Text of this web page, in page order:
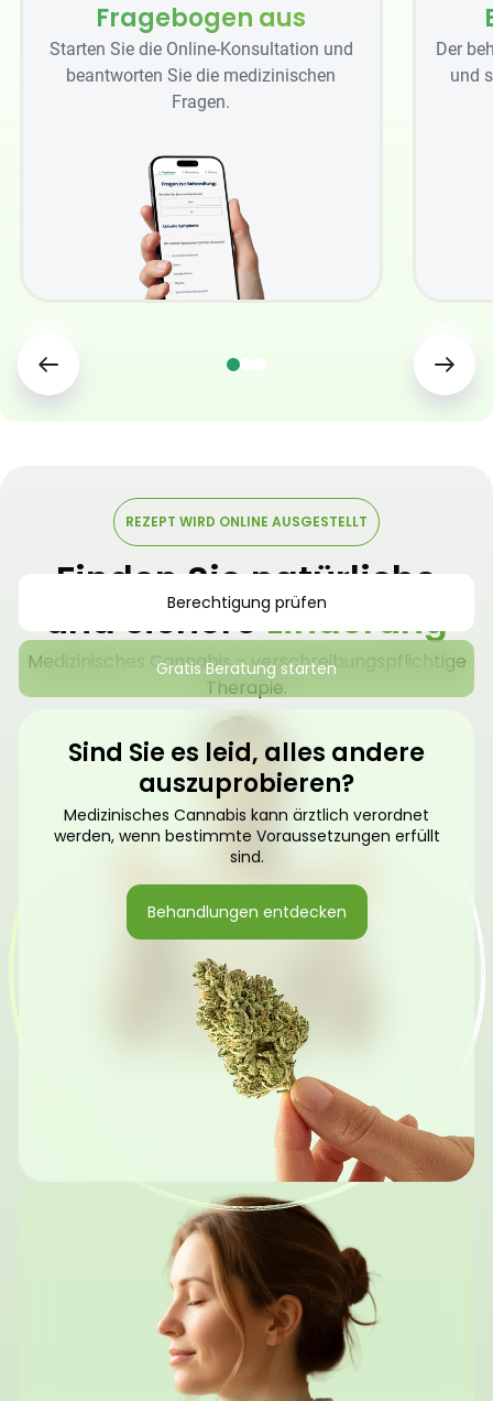
Fragebogen aus
Starten Sie die Online-Konsultation und
beantworten Sie die medizinischen
Fragen.
Der
und
REZEPT WIRD ONLINE AUSGESTELLT
Finden Sie natürliche
und sichereLinderung
Medizinisches Cannabis – verschreibungspflichtige
Therapie.
Berechtigung prüfen
Gratis Beratung starten
Sind Sie es leid, alles andere
auszuprobieren?
Medizinisches Cannabis kann ärztlich verordnet
werden, wenn bestimmte Voraussetzungen erfüllt
sind.
Behandlungen entdecken